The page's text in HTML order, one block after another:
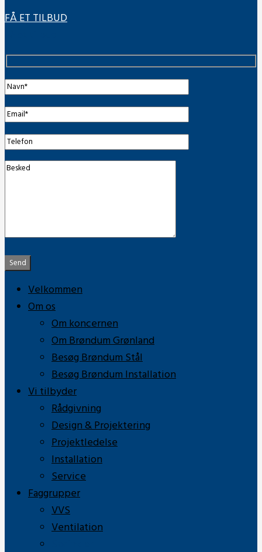
FÅ ET TILBUD
Send
Velkommen
Om os
Om koncernen
Om Brøndum Grønland
Besøg Brøndum Stål
Besøg Brøndum Installation
Vi tilbyder
Rådgivning
Design & Projektering
Projektledelse
Installation
Service
Faggrupper
VVS
Ventilation